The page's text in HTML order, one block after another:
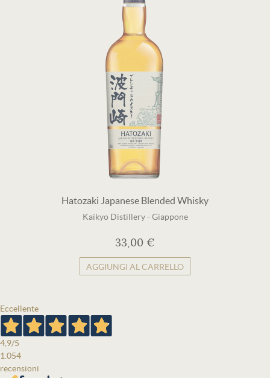
Hatozaki Japanese Blended Whisky
Kaikyo Distillery - Giappone
33,00 €
AGGIUNGI AL CARRELLO
Eccellente
4,9/5
1.054
recensioni